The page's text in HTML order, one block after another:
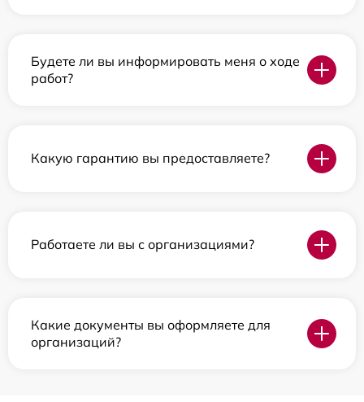
Будете ли вы информировать меня о ходе
работ?
Какую гарантию вы предоставляете?
Работаете ли вы с организациями?
Какие документы вы оформляете для
организаций?